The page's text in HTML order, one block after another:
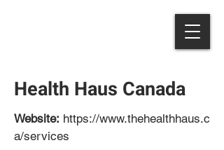
Health Haus Canada
Website: https://www.thehealthhaus.c
a/services